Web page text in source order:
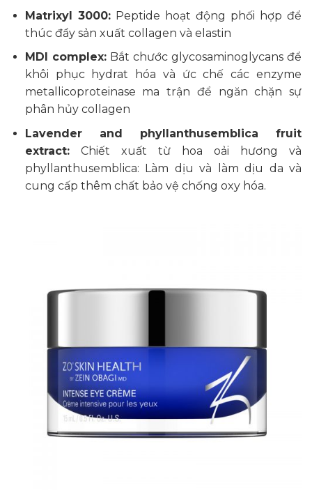
Matrixyl 3000:Peptide hoạt động phối hợp để
thúc đẩy sản xuất collagen và elastin
MDI complex:Bắt chước glycosaminoglycans để
khôi phục hydrat hóa và ức chế các enzyme
metallicoproteinase ma trận để ngăn chặn sự
phân hủy collagen
Lavender and phyllanthusemblica fruit
extract:Chiết xuất từ hoa oải hương và
phyllanthusemblica: Làm dịu và làm dịu da và
cung cấp thêm chất bảo vệ chống oxy hóa.